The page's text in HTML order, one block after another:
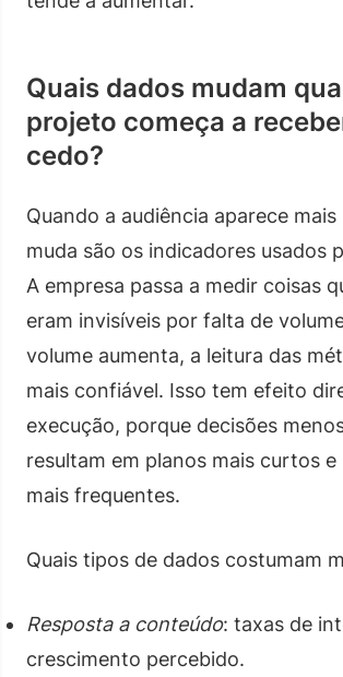
Quais dados mudam
projeto começa a
cedo?
Quando a audiência aparece
muda são os indicadores usados
A empresa passa a medir coisas
eram invisíveis por falta de
volume aumenta, a leitura das
mais confiável. Isso tem efeito
execução, porque decisões
resultam em planos mais curtos e
mais frequentes.
Quais tipos de dados costumam
Resposta a conteúdo: taxas de
crescimento percebido.